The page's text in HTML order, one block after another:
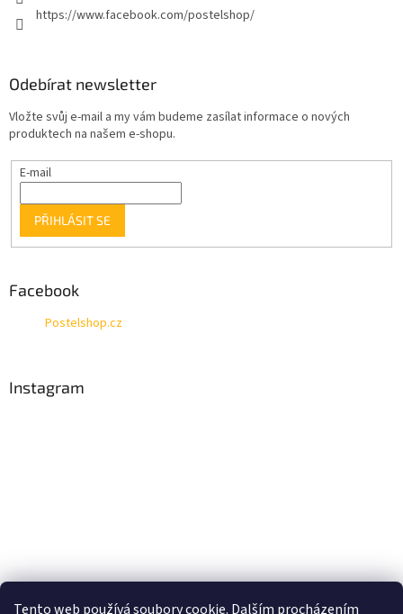
Tento web používá soubory cookie. Dalším procházením
https://www.facebook.com/postelshop/
Odebírat newsletter
Vložte svůj e-mail a my vám budeme zasílat informace o nových
produktech na našem e-shopu.
E-mail
PŘIHLÁSIT SE
Facebook
Postelshop.cz
Instagram